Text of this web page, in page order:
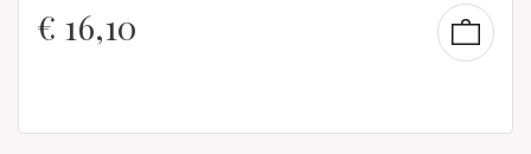
€ 16,10